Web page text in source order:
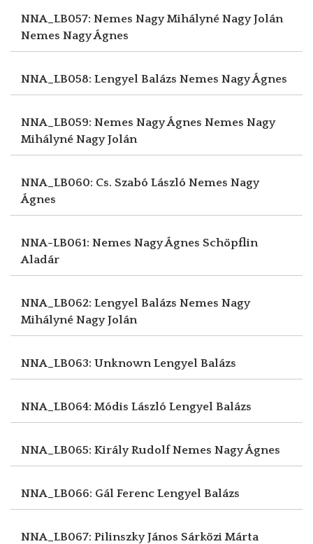
NNA_LB057: Nemes Nagy Mihályné Nagy Jolán
Nemes Nagy Ágnes
NNA_LB058: Lengyel Balázs Nemes Nagy Ágnes
NNA_LB059: Nemes Nagy Ágnes Nemes Nagy
Mihályné Nagy Jolán
NNA_LB060: Cs. Szabó László Nemes Nagy
Ágnes
NNA-LB061: Nemes Nagy Ágnes Schöpflin
Aladár
NNA_LB062: Lengyel Balázs Nemes Nagy
Mihályné Nagy Jolán
NNA_LB063: UnknownLengyel Balázs
NNA_LB064: Módis László Lengyel Balázs
NNA_LB065: Király RudolfNemes Nagy Ágnes
NNA_LB066: Gál Ferenc Lengyel Balázs
NNA_LB067: Pilinszky János Sárközi Márta